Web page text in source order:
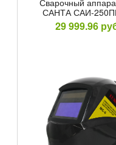
4мм уп/
504.8
Торопитесь!
Осталось:
07
Сва­роч­ный
САН­ТА САИ-
29 999.96